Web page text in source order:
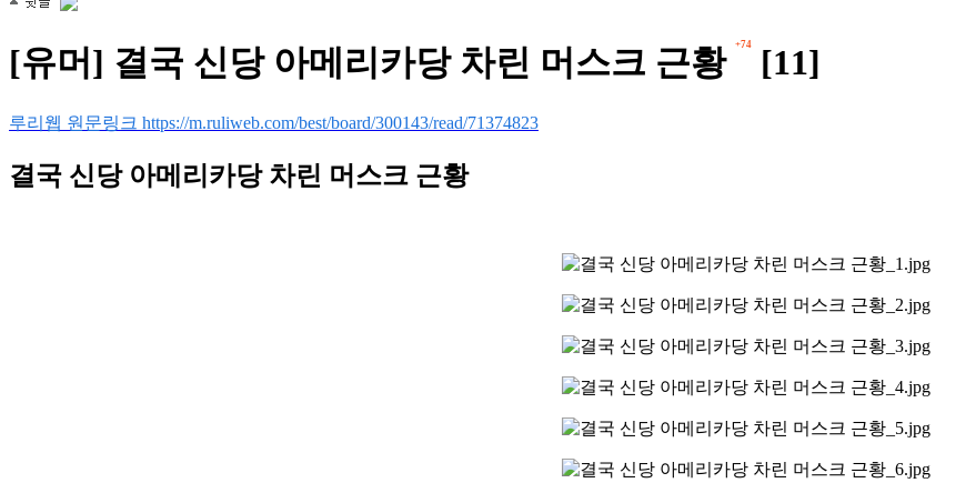
[유머] 결국 신당 아메리카당 차린 머스크 근황 +74 [11]
루리웹 원문링크 https://m.ruliweb.com/best/board/300143/read/71374823
결국 신당 아메리카당 차린 머스크 근황